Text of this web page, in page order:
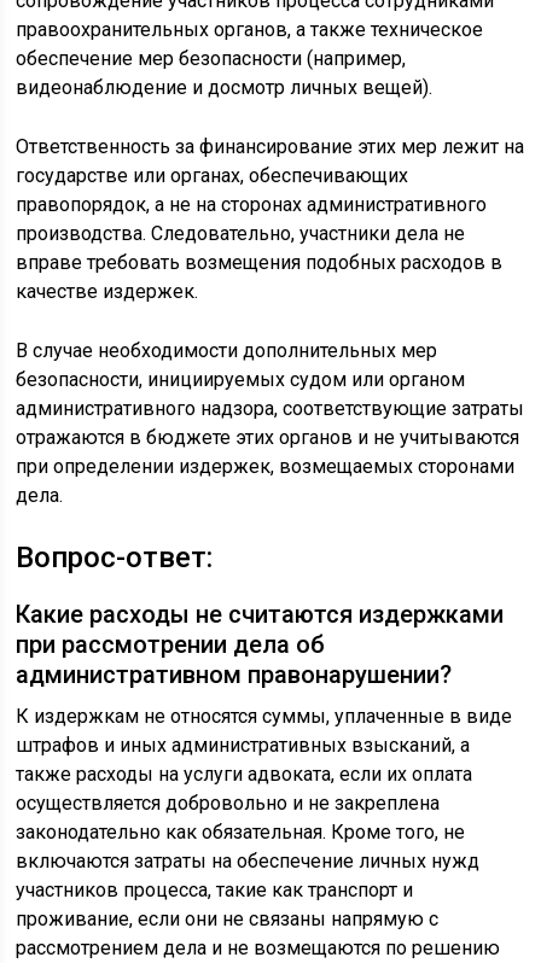
правоохранительных органов, а также техническое
обеспечение мер безопасности (например,
видеонаблюдение и досмотр личных вещей).
Ответственность за финансирование этих мер лежит на
государстве или органах, обеспечивающих
правопорядок, а не на сторонах административного
производства. Следовательно, участники дела не
вправе требовать возмещения подобных расходов в
качестве издержек.
В случае необходимости дополнительных мер
безопасности, инициируемых судом или органом
административного надзора, соответствующие затраты
отражаются в бюджете этих органов и не учитываются
при определении издержек, возмещаемых сторонами
дела.
Вопрос-ответ:
Какие расходы не считаются издержками
при рассмотрении дела об
административном правонарушении?
К издержкам не относятся суммы, уплаченные в виде
штрафов и иных административных взысканий, а
также расходы на услуги адвоката, если их оплата
осуществляется добровольно и не закреплена
законодательно как обязательная. Кроме того, не
включаются затраты на обеспечение личных нужд
участников процесса, такие как транспорт и
проживание, если они не связаны напрямую с
рассмотрением дела и не возмещаются по решению